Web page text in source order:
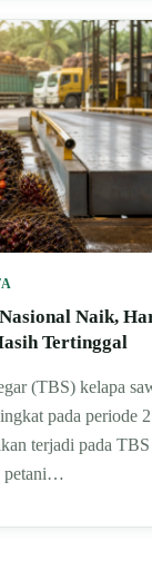
Naik,
Tertinggal
(TBS) kelapa
pada periode
terjadi pada TBS
petani…